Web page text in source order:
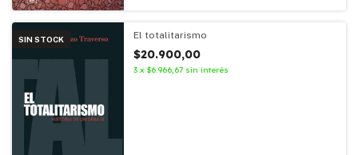
SIN STOCK El totalitarismo
$20.900,00
3 x $6.966,67 sin interés